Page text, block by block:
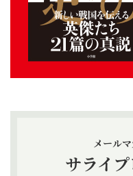
メール
サライ